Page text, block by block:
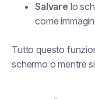
Salvare lo
come
Tutto questo
schermo o mentre